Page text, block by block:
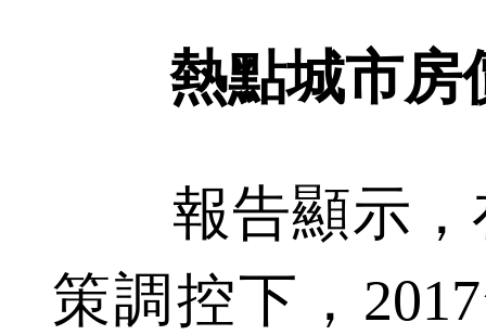
熱點城市房
報告顯示，
策調控下，